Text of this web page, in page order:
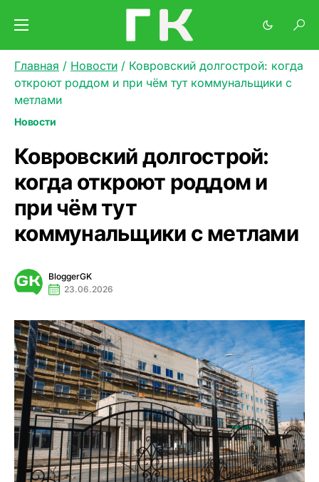
Главная / Новости / Ковровский долгострой: когда
откроют роддом и при чём тут коммунальщики с
метлами
Новости
Ковровский долгострой:
когда откроют роддом и
при чём тут
коммунальщики с метлами
BloggerGK
23.06.2026